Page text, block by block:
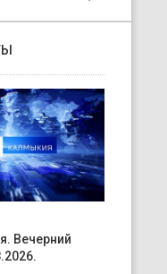
Вечерний